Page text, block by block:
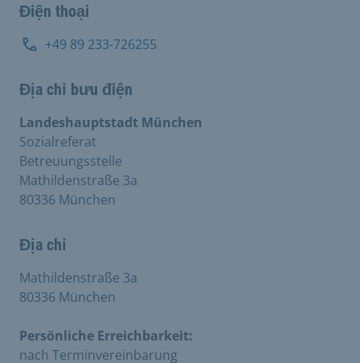
Điện thoại
+49 89 233-726255
Địa chỉ bưu điện
Landeshauptstadt München
Sozialreferat
Betreuungsstelle
Mathildenstraße 3a
80336 München
Địa chỉ
Mathildenstraße 3a
80336 München
Persönliche Erreichbarkeit:
nach Terminvereinbarung